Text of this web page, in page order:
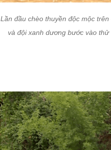
Lần đầu chèo thuyền độc mộc
và đội xanh dương bước vào